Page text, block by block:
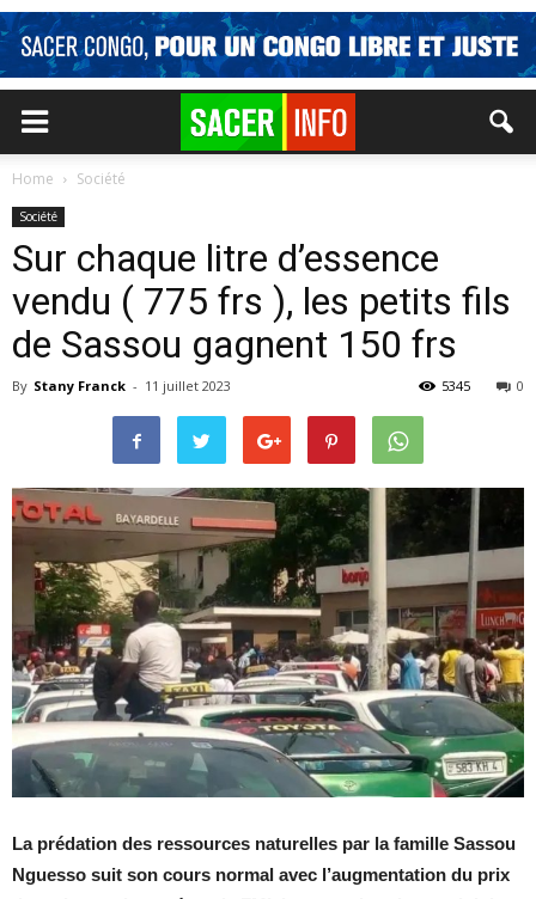
Home Société
Société
Sur chaque litre d’essence
vendu ( 775 frs ), les petits fils
de Sassou gagnent 150 frs
By Stany Franck - 11 juillet 2023 0
5345
La prédation des ressources naturelles par la famille Sassou
Nguesso suit son cours normal avec l’augmentation du prix